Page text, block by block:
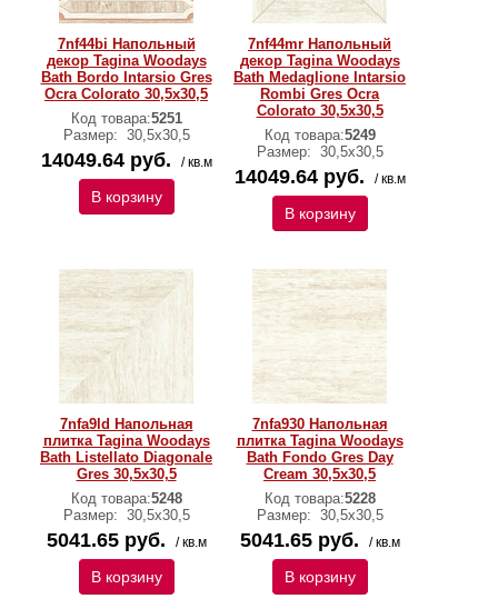
7nf44bi Напольный
декор Tagina Woodays
Bath Bordo Intarsio Gres
Ocra Colorato 30,5x30,5
Код товара:5251
Размер: 30,5x30,5
14049.64 руб. / кв.м
В корзину
7nf44mr Напольный
декор Tagina Woodays
Bath Medaglione Intarsio
Rombi Gres Ocra
Colorato 30,5x30,5
Код товара:5249
Размер: 30,5x30,5
14049.64 руб. / кв.м
В корзину
7nfa9ld Напольная
плитка Tagina Woodays
Bath Listellato Diagonale
Gres 30,5x30,5
Код товара:5248
Размер: 30,5x30,5
5041.65 руб. / кв.м
В корзину
7nfa930 Напольная
плитка Tagina Woodays
Bath Fondo Gres Day
Cream 30,5x30,5
Код товара:5228
Размер: 30,5x30,5
5041.65 руб. / кв.м
В корзину